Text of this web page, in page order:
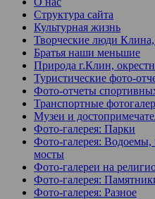
Структура сайта
Культурная жизнь
Творческие люди
Братья наши меньшие
Природа г.Клин,
Туристические фото-
Фото-отчеты
Транспортные
Музеи и
Фото-галерея: Парки
Фото-галерея:
мосты
Фото-галереи на
Фото-галерея:
Фото-галерея: Разное